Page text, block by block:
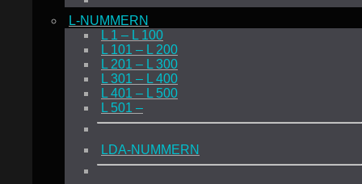
L-NUMMERN
L 1 – L 100
L 101 – L 200
L 201 – L 300
L 301 – L 400
L 401 – L 500
L 501 –
LDA-NUMMERN